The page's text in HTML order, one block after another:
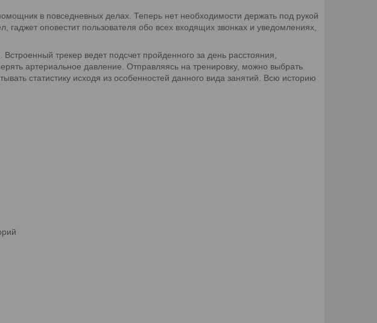
в повседневных делах. Теперь нет необходимости держать под рукой
оповестит пользователя обо всех входящих звонках и уведомлениях,
трекер ведет подсчет пройденного за день расстояния,
артериальное давление. Отправляясь на тренировку, можно выбрать
статистику исходя из особенностей данного вида занятий. Всю историю